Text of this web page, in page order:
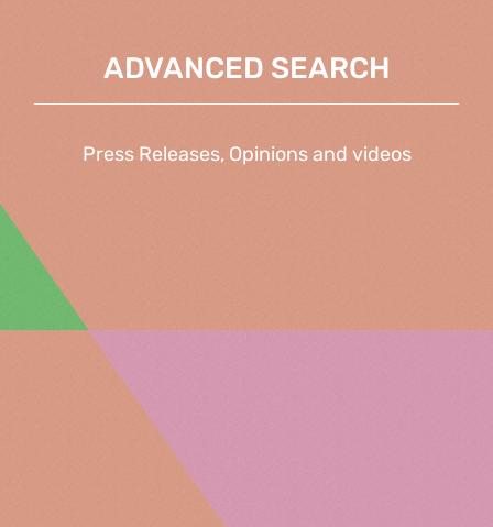
ADVANCED SEARCH
Press Releases, Opinions and videos